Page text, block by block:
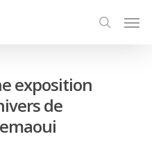
exposition
de